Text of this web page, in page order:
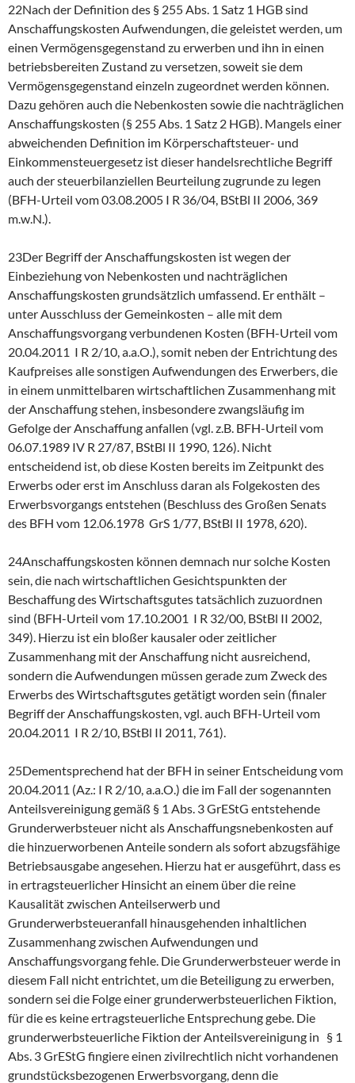
22Nach der Definition des § 255 Abs. 1 Satz 1 HGB sind
Anschaffungskosten Aufwendungen, die geleistet werden, um
einen Vermögensgegenstand zu erwerben und ihn in einen
betriebsbereiten Zustand zu versetzen, soweit sie dem
Vermögensgegenstand einzeln zugeordnet werden können.
Dazu gehören auch die Nebenkosten sowie die nachträglichen
Anschaffungskosten (§ 255 Abs. 1 Satz 2 HGB). Mangels einer
abweichenden Definition im Körperschaftsteuer- und
Einkommensteuergesetz ist dieser handelsrechtliche Begriff
auch der steuerbilanziellen Beurteilung zugrunde zu legen
(BFH-Urteil vom 03.08.2005 I R 36/04, BStBl II 2006, 369
m.w.N.).
23Der Begriff der Anschaffungskosten ist wegen der
Einbeziehung von Nebenkosten und nachträglichen
Anschaffungskosten grundsätzlich umfassend. Er enthält –
unter Ausschluss der Gemeinkosten – alle mit dem
Anschaffungsvorgang verbundenen Kosten (BFH-Urteil vom
20.04.2011 I R 2/10, a.a.O.), somit neben der Entrichtung des
Kaufpreises alle sonstigen Aufwendungen des Erwerbers, die
in einem unmittelbaren wirtschaftlichen Zusammenhang mit
der Anschaffung stehen, insbesondere zwangsläufig im
Gefolge der Anschaffung anfallen (vgl. z.B. BFH-Urteil vom
06.07.1989 IV R 27/87, BStBl II 1990, 126). Nicht
entscheidend ist, ob diese Kosten bereits im Zeitpunkt des
Erwerbs oder erst im Anschluss daran als Folgekosten des
Erwerbsvorgangs entstehen (Beschluss des Großen Senats
des BFH vom 12.06.1978 GrS 1/77, BStBl II 1978, 620).
24Anschaffungskosten können demnach nur solche Kosten
sein, die nach wirtschaftlichen Gesichtspunkten der
Beschaffung des Wirtschaftsgutes tatsächlich zuzuordnen
sind (BFH-Urteil vom 17.10.2001 I R 32/00, BStBl II 2002,
349). Hierzu ist ein bloßer kausaler oder zeitlicher
Zusammenhang mit der Anschaffung nicht ausreichend,
sondern die Aufwendungen müssen gerade zum Zweck des
Erwerbs des Wirtschaftsgutes getätigt worden sein (finaler
Begriff der Anschaffungskosten, vgl. auch BFH-Urteil vom
20.04.2011 I R 2/10, BStBl II 2011, 761).
25Dementsprechend hat der BFH in seiner Entscheidung vom
20.04.2011 (Az.: I R 2/10, a.a.O.) die im Fall der sogenannten
Anteilsvereinigung gemäß § 1 Abs. 3 GrEStG entstehende
Grunderwerbsteuer nicht als Anschaffungsnebenkosten auf
die hinzuerworbenen Anteile sondern als sofort abzugsfähige
Betriebsausgabe angesehen. Hierzu hat er ausgeführt, dass es
in ertragsteuerlicher Hinsicht an einem über die reine
Kausalität zwischen Anteilserwerb und
Grunderwerbsteueranfall hinausgehenden inhaltlichen
Zusammenhang zwischen Aufwendungen und
Anschaffungsvorgang fehle. Die Grunderwerbsteuer werde in
diesem Fall nicht entrichtet, um die Beteiligung zu erwerben,
sondern sei die Folge einer grunderwerbsteuerlichen Fiktion,
für die es keine ertragsteuerliche Entsprechung gebe. Die
grunderwerbsteuerliche Fiktion der Anteilsvereinigung in § 1
Abs. 3 GrEStG fingiere einen zivilrechtlich nicht vorhandenen
grundstücksbezogenen Erwerbsvorgang, denn die